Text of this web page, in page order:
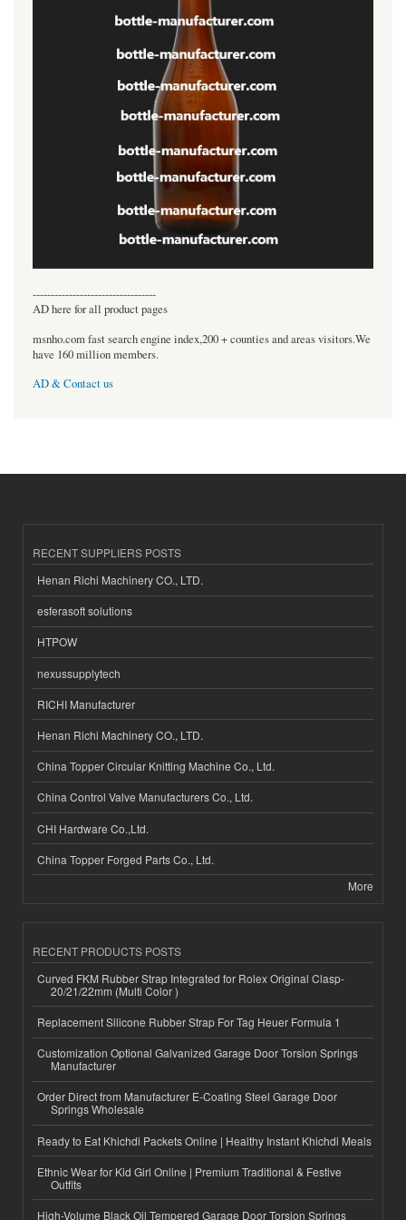
----------------------------------
AD here for all product pages
msnho.com fast search engine index,200 + counties and areas visitors.We
have 160 million members.
AD & Contact us
RECENT SUPPLIERS POSTS
Henan Richi Machinery CO., LTD.
esferasoft solutions
HTPOW
nexussupplytech
RICHI Manufacturer
Henan Richi Machinery CO., LTD.
China Topper Circular Knitting Machine Co., Ltd.
China Control Valve Manufacturers Co., Ltd.
CHI Hardware Co.,Ltd.
China Topper Forged Parts Co., Ltd.
More
RECENT PRODUCTS POSTS
Curved FKM Rubber Strap Integrated for Rolex Original Clasp-
20/21/22mm (Multi Color )
Replacement Silicone Rubber Strap For Tag Heuer Formula 1
Customization Optional Galvanized Garage Door Torsion Springs
Manufacturer
Order Direct from Manufacturer E-Coating Steel Garage Door
Springs Wholesale
Ready to Eat Khichdi Packets Online | Healthy Instant Khichdi Meals
Ethnic Wear for Kid Girl Online | Premium Traditional & Festive
Outfits
High-Volume Black Oil Tempered Garage Door Torsion Springs